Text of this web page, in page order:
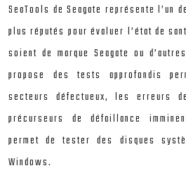
SeaTools de Seagate représente l’un
plus réputés pour évaluer l’état de
soient de marque Seagate ou
propose des tests approfondis
secteurs défectueux, les erreurs
précurseurs de défaillance
permet de tester des disques
Windows.